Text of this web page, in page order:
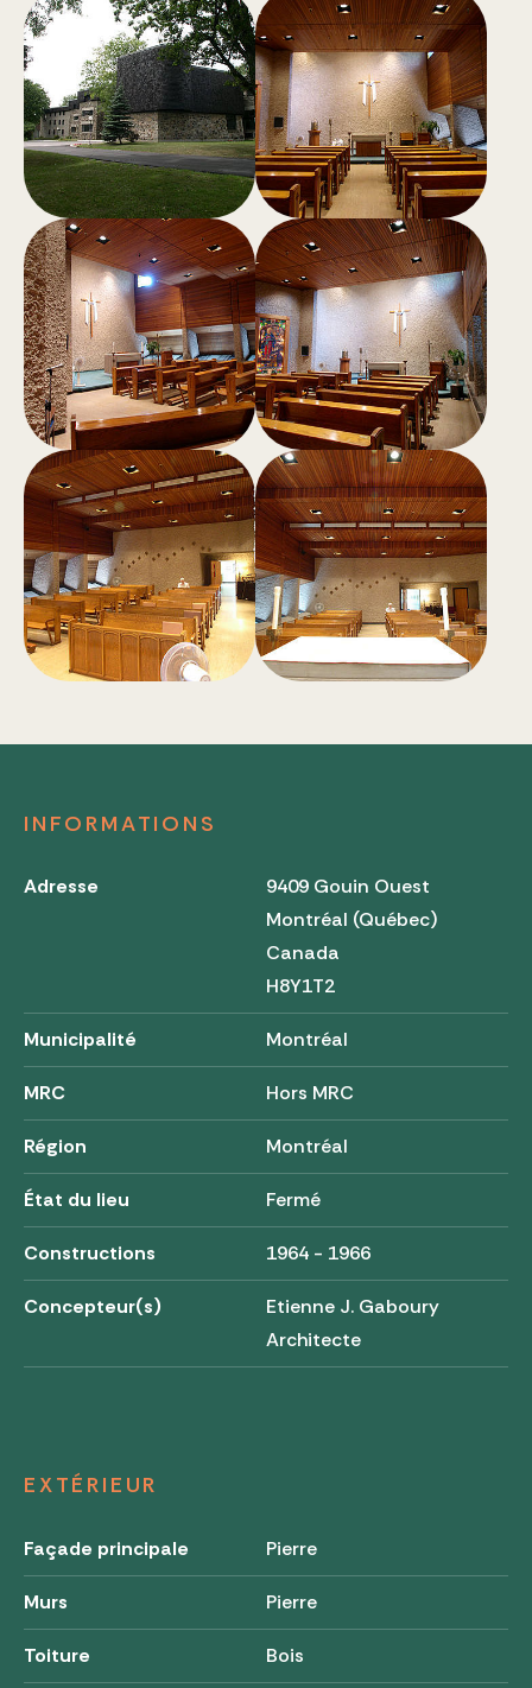
INFORMATIONS
Adresse
9409 Gouin Ouest
Montréal (Québec)
Canada
H8Y1T2
Municipalité Montréal
MRC Hors MRC
Région Montréal
État du lieu Fermé
Constructions 1964 - 1966
Concepteur(s)
Etienne J. Gaboury
Architecte
EXTÉRIEUR
Façade principale Pierre
Murs Pierre
Toiture Bois